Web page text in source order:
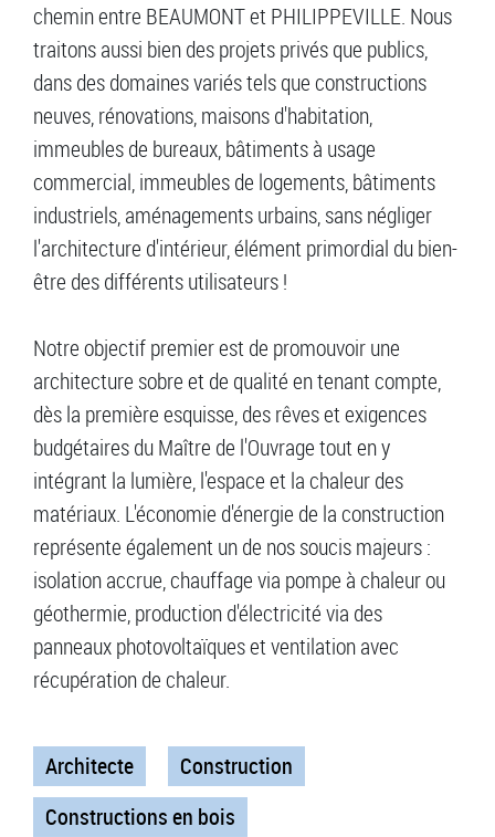
chemin entre BEAUMONT et PHILIPPEVILLE. Nous
traitons aussi bien des projets privés que publics,
dans des domaines variés tels que constructions
neuves, rénovations, maisons d'habitation,
immeubles de bureaux, bâtiments à usage
commercial, immeubles de logements, bâtiments
industriels, aménagements urbains, sans négliger
l'architecture d'intérieur, élément primordial du bien-
être des différents utilisateurs !
Notre objectif premier est de promouvoir une
architecture sobre et de qualité en tenant compte,
dès la première esquisse, des rêves et exigences
budgétaires du Maître de l'Ouvrage tout en y
intégrant la lumière, l'espace et la chaleur des
matériaux. L'économie d'énergie de la construction
représente également un de nos soucis majeurs :
isolation accrue, chauffage via pompe à chaleur ou
géothermie, production d'électricité via des
panneaux photovoltaïques et ventilation avec
récupération de chaleur.
Architecte
Construction
Constructions en bois